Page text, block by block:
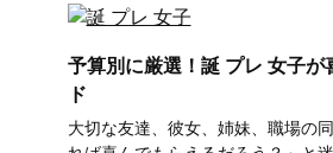
予算別に厳選！誕 プレ 女子が
ド
大切な友達、彼女、姉妹、職場